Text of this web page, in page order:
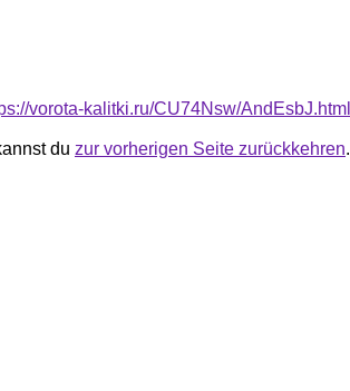
vorota-kalitki.ru/CU74Nsw/AndEsbJ.html
du zur vorherigen Seite zurückkehren.